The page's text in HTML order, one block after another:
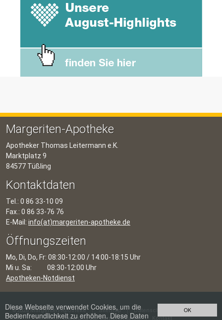
OK
Diese Webseite verwendet Cookies, um die
Bedienfreundlichkeit zu erhöhen. Diese Daten
Margeriten-Apotheke
Apotheker Thomas Leitermann e.K.
Marktplatz 9
84577 Tüßling
Kontaktdaten
Tel.: 0 86 33-10 09
Fax.: 0 86 33-76 76
E-Mail: info(at)margeriten-apotheke.de
Öffnungszeiten
Mo, Di, Do, Fr: 08:30-12:00 / 14:00-18:15 Uhr
Mi u. Sa:
08:30-12:00 Uhr
Apotheken-Notdienst
©2026 Margeriten-Apotheke Sitemap Datenschutz
Impressum
Erklärung zur Barrierefreiheit
Kontakt